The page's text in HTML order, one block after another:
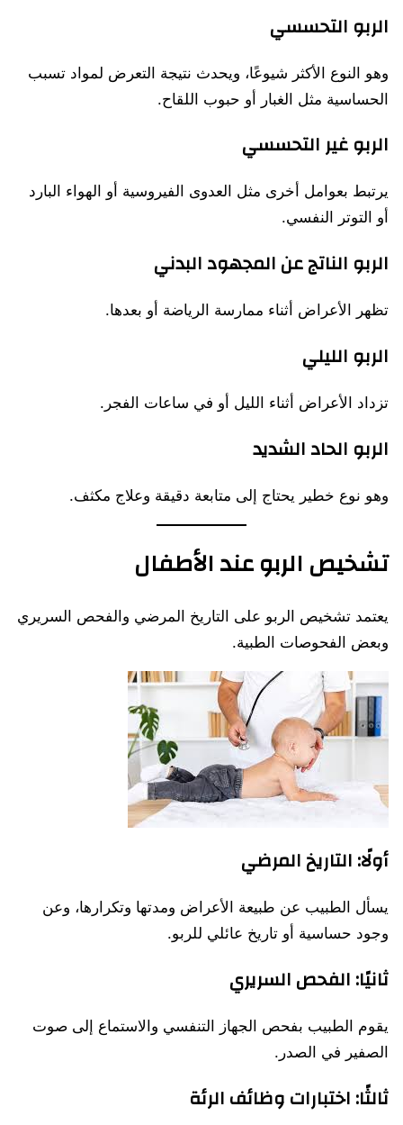
الربو التحسسي
وهو النوع الأكثر شيوعًا، ويحدث نتيجة التعرض لمواد تسبب
الحساسية مثل الغبار أو حبوب اللقاح.
الربو غير التحسسي
يرتبط بعوامل أخرى مثل العدوى الفيروسية أو الهواء البارد
أو التوتر النفسي.
الربو الناتج عن المجهود البدني
تظهر الأعراض أثناء ممارسة الرياضة أو بعدها.
الربو الليلي
تزداد الأعراض أثناء الليل أو في ساعات الفجر.
الربو الحاد الشديد
وهو نوع خطير يحتاج إلى متابعة دقيقة وعلاج مكثف.
تشخيص الربو عند الأطفال
يعتمد تشخيص الربو على التاريخ المرضي والفحص السريري
وبعض الفحوصات الطبية.
أولًا: التاريخ المرضي
يسأل الطبيب عن طبيعة الأعراض ومدتها وتكرارها، وعن
وجود حساسية أو تاريخ عائلي للربو.
ثانيًا: الفحص السريري
يقوم الطبيب بفحص الجهاز التنفسي والاستماع إلى صوت
الصفير في الصدر.
ثالثًا: اختبارات وظائف الرئة